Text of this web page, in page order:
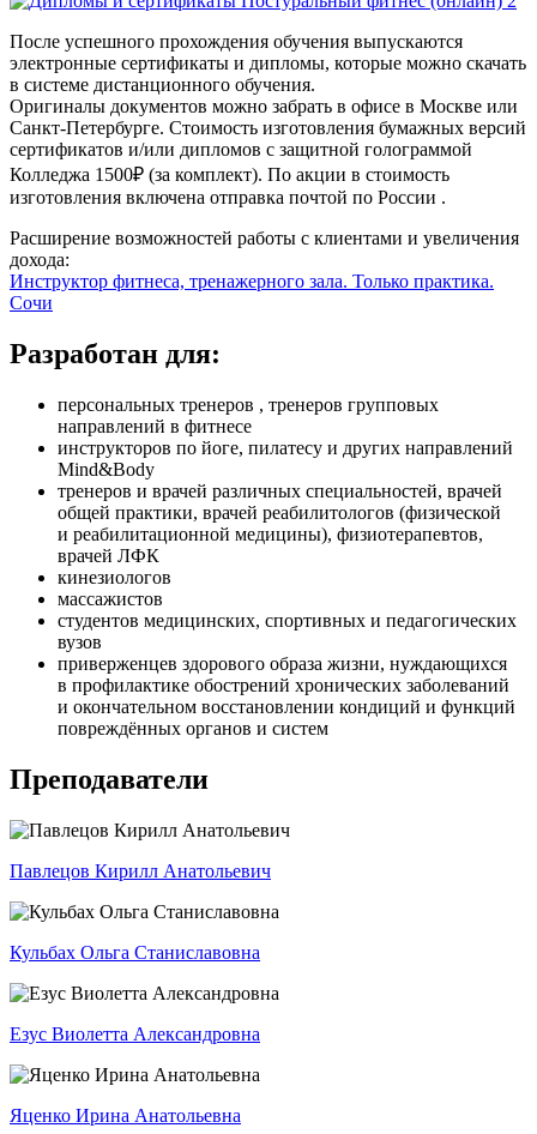
После успешного прохождения обучения выпускаются
электронные сертификаты и дипломы, которые можно скачать
в системе дистанционного обучения.
Оригиналы документов можно забрать в офисе в Москве или
Санкт-Петербурге. Стоимость изготовления бумажных версий
сертификатов и/или дипломов с защитной голограммой
Колледжа 1500₽ (за комплект). По акции в стоимость
изготовления включена отправка почтой по России .
Расширение возможностей работы с клиентами и увеличения
дохода:
Инструктор фитнеса, тренажерного зала. Только практика.
Сочи
Разработан для:
персональ­ных тренеров , тренеров групповых
направлений в фитнесе
инструкторов по йоге, пилатесу и других направлений
Mind&Body
тренеров и врачей различных специальностей, врачей
общей практики, врачей реабилитологов (физической
и реабилитационной медицин­ы), физиотерапевтов,
врачей ЛФК
кинезио­логов
массажистов
студентов медицин­ских, спортивных и педагогических
вузов
приверженцев здорового образа жизни, нуждающихся
в профилак­тике обострений хронических заболева­ний
и окончательном восстанов­лении кондиций и функций
повреждённых органов и систем
Преподаватели
Павлецов Кирилл Анатольевич
Кульбах Ольга Станиславовна
Езус Виолетта Александ­ровна
Яценко Ирина Анатольевна